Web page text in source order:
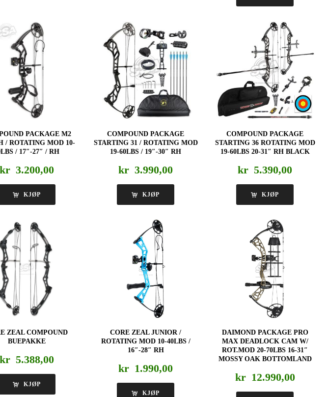
PACKAGE M2
/ ROTATING MOD 10-
/ 17″-27″ / RH
kr 3.200,00
KJØP
COMPOUND PACKAGE
STARTING 31 / ROTATING MOD
19-60LBS / 19″-30″ RH
kr 3.990,00
KJØP
COMPOUND PACKAGE
STARTING 36 ROTATING MOD
19-60LBS 20-31″ RH BLACK
kr 5.390,00
KJØP
ZEAL COMPOUND
BUEPAKKE
kr 5.388,00
KJØP
CORE ZEAL JUNIOR /
ROTATING MOD 10-40LBS /
16″-28″ RH
kr 1.990,00
KJØP
DAIMOND PACKAGE PRO
MAX DEADLOCK CAM W/
ROT.MOD 20-70LBS 16-31″
MOSSY OAK BOTTOMLAND
kr 12.990,00